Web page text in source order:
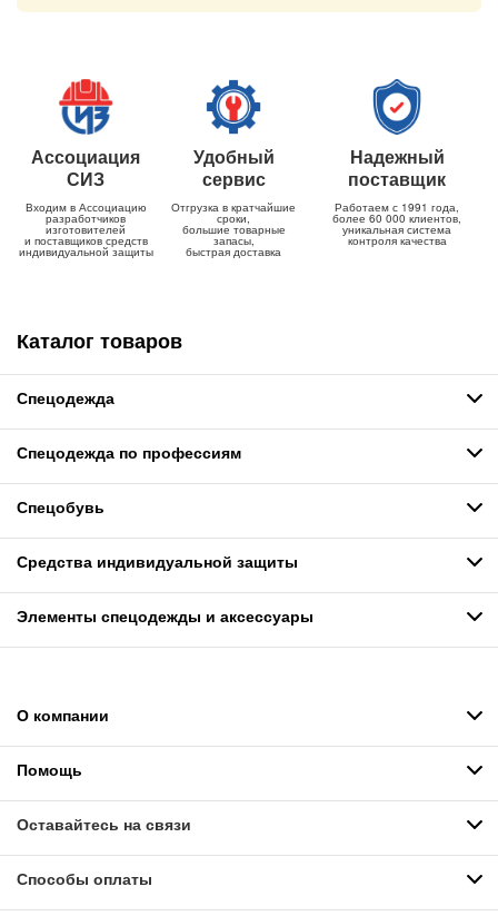
Ассоциация
СИЗ
Входим в Ассоциацию
разработчиков
изготовителей
и поставщиков средств
индивидуальной защиты
Удобный
сервис
Отгрузка в кратчайшие
сроки,
большие товарные
запасы,
быстрая доставка
Надежный
поставщик
Работаем с 1991 года,
более 60 000 клиентов,
уникальная система
контроля качества
Каталог товаров
Спецодежда
Спецодежда по профессиям
Спецобувь
Средства индивидуальной защиты
Элементы спецодежды и аксессуары
О компании
Помощь
Оставайтесь на связи
Способы оплаты